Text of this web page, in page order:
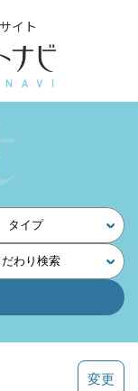
イト
タイプ
だわり検索